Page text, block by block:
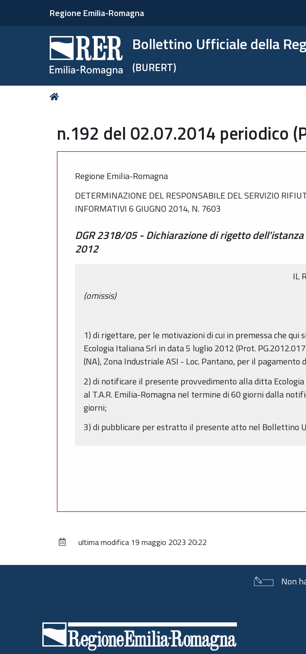
Regione Emilia-Romagna
Bollettino Ufficiale della
(BURERT)
Tu
n.192 del 02.07.2014 periodico
Regione Emilia-Romagna
DETERMINAZIONE DEL RESPONSABILE DEL SERVIZIO
INFORMATIVI 6 GIUGNO 2014, N. 7603
DGR 2318/05 - Dichiarazione di rigetto
2012
IL
(omissis)
1) di rigettare, per le motivazioni di cui in premessa che
Ecologia Italiana Srl in data 5 luglio 2012 (Prot.
(NA), Zona Industriale ASI - Loc. Pantano, per il
2) di notificare il presente provvedimento alla ditta
al T.A.R. Emilia-Romagna nel termine di 60 giorni dalla
giorni;
3) di pubblicare per estratto il presente atto nel Bollettino
ultima modifica 19 maggio 2023 20:22
Non